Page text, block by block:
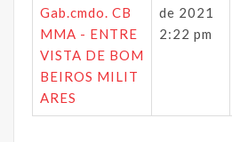
Gab.cmdo. CB
MMA - ENTRE
VISTA DE BOM
BEIROS MILIT
ARES
de 2021
2:22 pm